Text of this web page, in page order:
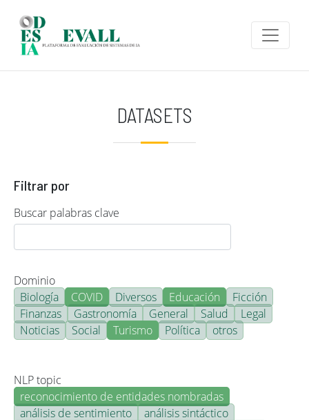
DATASETS
Filtrar por
Buscar palabras clave
Dominio
Biología
COVID Diversos Educación
Ficción
Finanzas
Gastronomía General Salud
Legal
Noticias
Social Turismo Política otros
NLP topic
reconocimiento de entidades nombradas
análisis de sentimiento
análisis sintáctico